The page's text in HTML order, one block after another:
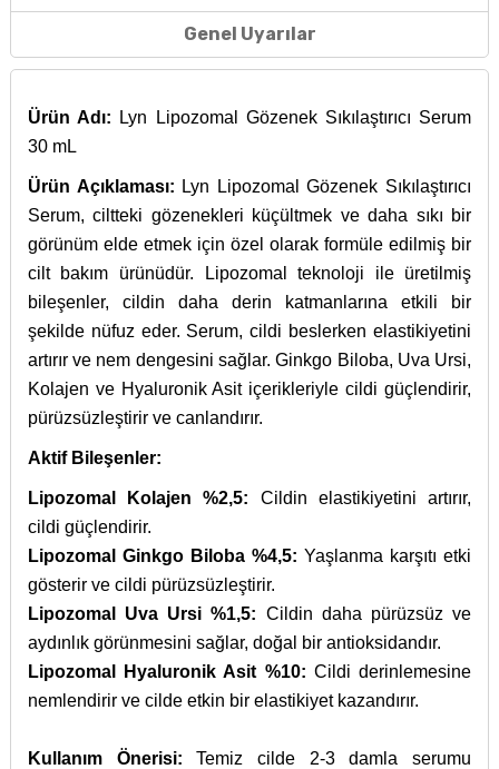
Genel Uyarılar
Ürün Adı: Lyn Lipozomal Gözenek Sıkılaştırıcı Serum
30 mL
Ürün Açıklaması: Lyn Lipozomal Gözenek Sıkılaştırıcı
Serum, ciltteki gözenekleri küçültmek ve daha sıkı bir
görünüm elde etmek için özel olarak formüle edilmiş bir
cilt bakım ürünüdür. Lipozomal teknoloji ile üretilmiş
bileşenler, cildin daha derin katmanlarına etkili bir
şekilde nüfuz eder. Serum, cildi beslerken elastikiyetini
artırır ve nem dengesini sağlar. Ginkgo Biloba, Uva Ursi,
Kolajen ve Hyaluronik Asit içerikleriyle cildi güçlendirir,
pürüzsüzleştirir ve canlandırır.
Aktif Bileşenler:
Lipozomal Kolajen %2,5: Cildin elastikiyetini artırır,
cildi güçlendirir.
Lipozomal Ginkgo Biloba %4,5: Yaşlanma karşıtı etki
gösterir ve cildi pürüzsüzleştirir.
Lipozomal Uva Ursi %1,5: Cildin daha pürüzsüz ve
aydınlık görünmesini sağlar, doğal bir antioksidandır.
Lipozomal Hyaluronik Asit %10: Cildi derinlemesine
nemlendirir ve cilde etkin bir elastikiyet kazandırır.
Kullanım Önerisi: Temiz cilde 2-3 damla serumu